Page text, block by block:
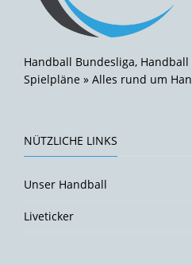
Handball Bundesliga,
Spielpläne » Alles rund um
NÜTZLICHE LINKS
Unser Handball
Liveticker